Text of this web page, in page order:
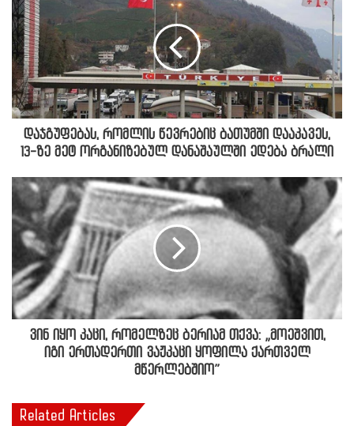
დაჯგუფებას, რომლის წევრებიც ბათუმში დააკავეს,
13-ზე მეტ ორგანიზებულ დანაშაულში ედება ბრალი
ვინ იყო კაცი, რომელზეც ბერიამ თქვა: „მოეშვით,
იგი ერთადერთი ვაჟკაცი ყოფილა ქართველ
მწერლებშიო”
Related Articles